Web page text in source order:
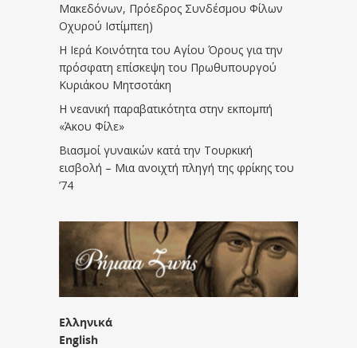
Μακεδόνων, Πρόεδρος Συνδέσμου Φίλων
Οχυρού Ιστίμπεη)
Η Ιερά Κοινότητα του Αγίου Όρους για την
πρόσφατη επίσκεψη του Πρωθυπουργού
Κυριάκου Μητσοτάκη
Η νεανική παραβατικότητα στην εκπομπή
«Άκου Φίλε»
Βιασμοί γυναικών κατά την Τουρκική
εισβολή – Μια ανοιχτή πληγή της φρίκης του
’74
Ελληνικά
English